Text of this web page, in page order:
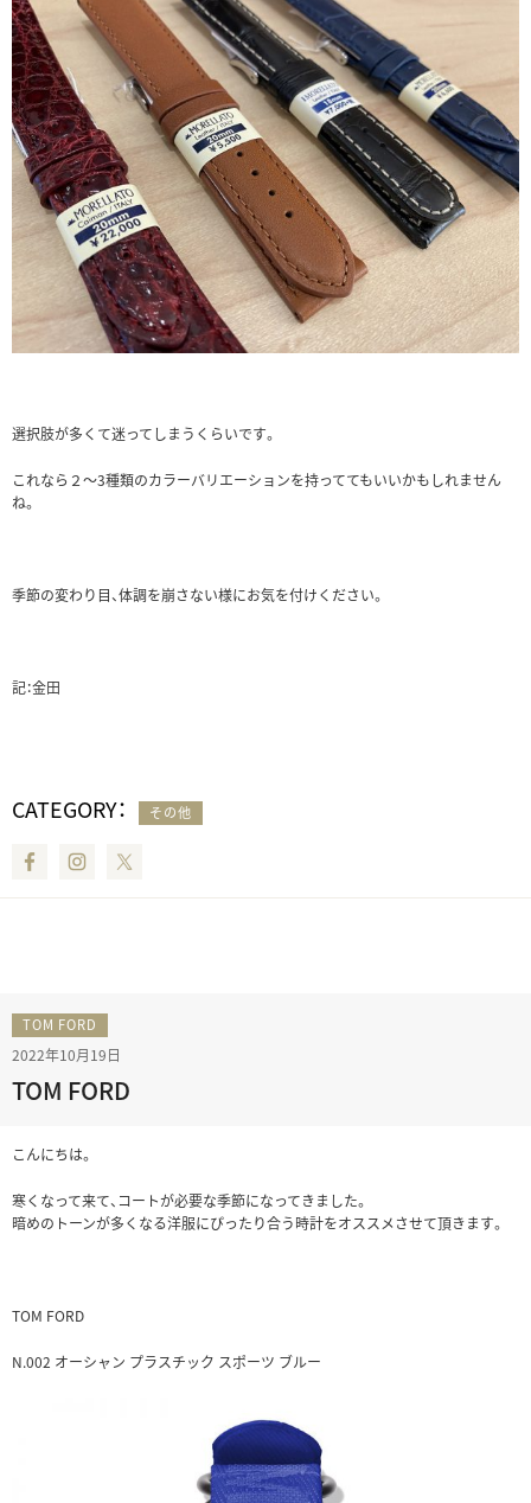
選択肢が多くて迷ってしまうくらいです。
これなら２～3種類のカラーバリエーションを持っててもいいかもしれません
ね。
季節の変わり目、体調を崩さない様にお気を付けください。
記：金田
CATEGORY： その他
FacebookInstagram
TOM FORD
2022年10月19日
TOM FORD
こんにちは。
寒くなって来て、コートが必要な季節になってきました。
暗めのトーンが多くなる洋服にぴったり合う時計をオススメさせて頂きます。
TOM FORD
N.002 オーシャン プラスチック スポーツ ブルー